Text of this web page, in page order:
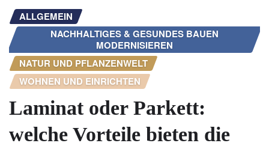
ALLGEMEIN
NACHHALTIGES & GESUNDES BAUEN
MODERNISIEREN
NATUR UND PFLANZENWELT
WOHNEN UND EINRICHTEN
Laminat oder Parkett:
welche Vorteile bieten die